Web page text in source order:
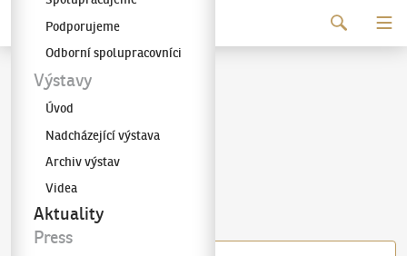
Galerie KODLPodporujeme
Odborní spolupracovníci
Výstavy
Úvod
Nadcházející výstava
Archiv výstav
Videa
Aktuality
Press
Karolína Netolická
Díla autora